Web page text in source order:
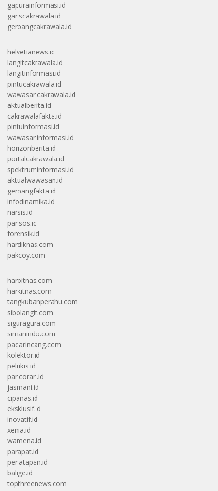
gapurainformasi.id
gariscakrawala.id
gerbangcakrawala.id
helvetianews.id
langitcakrawala.id
langitinformasi.id
pintucakrawala.id
wawasancakrawala.id
aktualberita.id
cakrawalafakta.id
pintuinformasi.id
wawasaninformasi.id
horizonberita.id
portalcakrawala.id
spektruminformasi.id
aktualwawasan.id
gerbangfakta.id
infodinamika.id
narsis.id
pansos.id
forensik.id
hardiknas.com
pakcoy.com
harpitnas.com
harkitnas.com
tangkubanperahu.com
sibolangit.com
siguragura.com
simanindo.com
padarincang.com
kolektor.id
pelukis.id
pancoran.id
jasmani.id
cipanas.id
eksklusif.id
inovatif.id
xenia.id
wamena.id
parapat.id
penatapan.id
balige.id
topthreenews.com